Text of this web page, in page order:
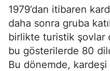
1979’dan itibaren
daha sonra gruba
birlikte turistik şovlar
bu gösterilerde 80
Bu dönemde,